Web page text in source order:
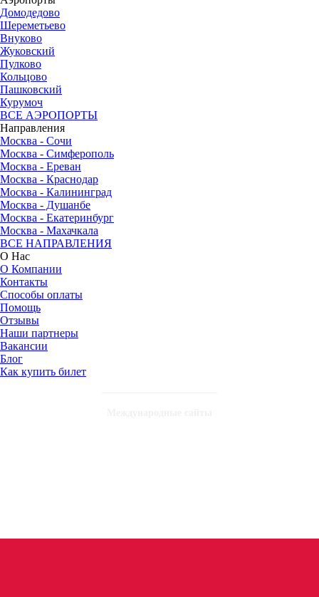
Домодедово
Шереметьево
Внуково
Жуковский
Пулково
Кольцово
Пашковский
Курумоч
ВСЕ АЭРОПОРТЫ
Направления
Москва - Сочи
Москва - Симферополь
Москва - Ереван
Москва - Краснодар
Москва - Калининград
Москва - Душанбе
Москва - Екатеринбург
Москва - Махачкала
ВСЕ НАПРАВЛЕНИЯ
О Нас
О Компании
Контакты
Способы оплаты
Помощь
Отзывы
Наши партнеры
Вакансии
Блог
Как купить билет